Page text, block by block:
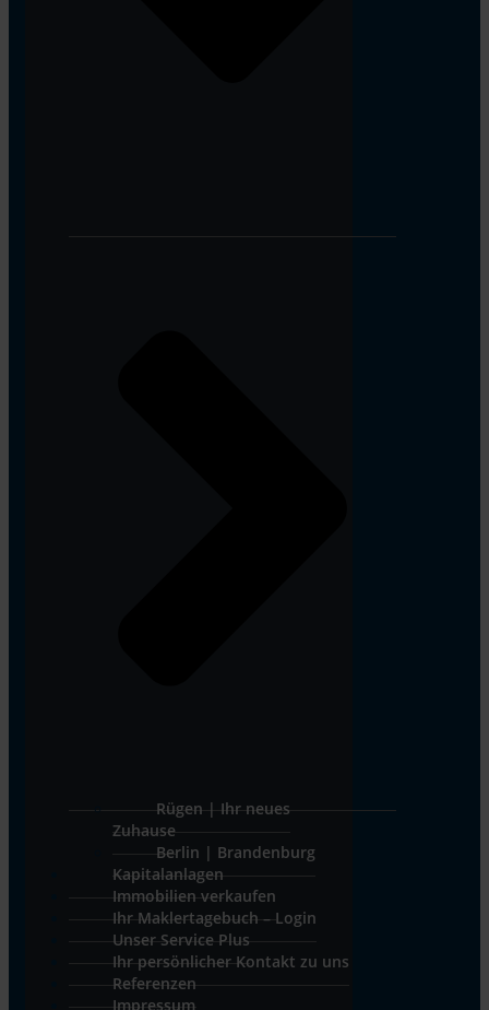
Rügen | Ihr neues
Zuhause
Berlin | Brandenburg
Kapitalanlagen
Immobilien verkaufen
Ihr Maklertagebuch – Login
Unser Service Plus
Ihr persönlicher Kontakt zu uns
Referenzen
Impressum